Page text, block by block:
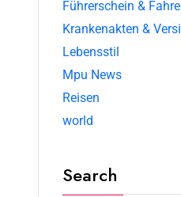
Führerschein &
Krankenakten &
Lebensstil
Mpu News
Reisen
world
Search